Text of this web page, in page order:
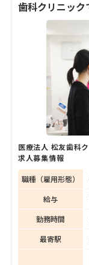
歯科クリニッ
制・18時終業
医療法人 松友歯科
求人募集情報
職種（雇用形態）
給与
勤務時間
最寄駅